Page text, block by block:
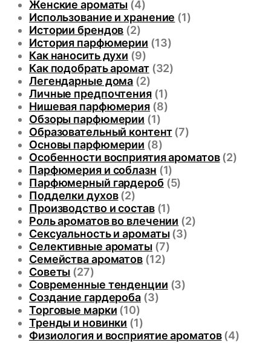
Женские ароматы (4)
Использование и хранение (1)
Истории брендов (2)
История парфюмерии (13)
Как наносить духи (9)
Как подобрать аромат(32)
Легендарные дома (2)
Личные предпочтения(1)
Нишевая парфюмерия(8)
Обзоры парфюмерии (1)
Образовательный контент(7)
Основы парфюмерии (8)
Особенности восприятия ароматов(2)
Парфюмерия и соблазн (1)
Парфюмерный гардероб (5)
Подделки духов(2)
Производство и состав(1)
Роль ароматов во влечении (2)
Сексуальность и ароматы(3)
Селективные ароматы(7)
Семейства ароматов(12)
Советы (27)
Современные тенденции (3)
Создание гардероба(3)
Торговые марки (10)
Тренды и новинки (1)
Физиология и восприятие ароматов(4)